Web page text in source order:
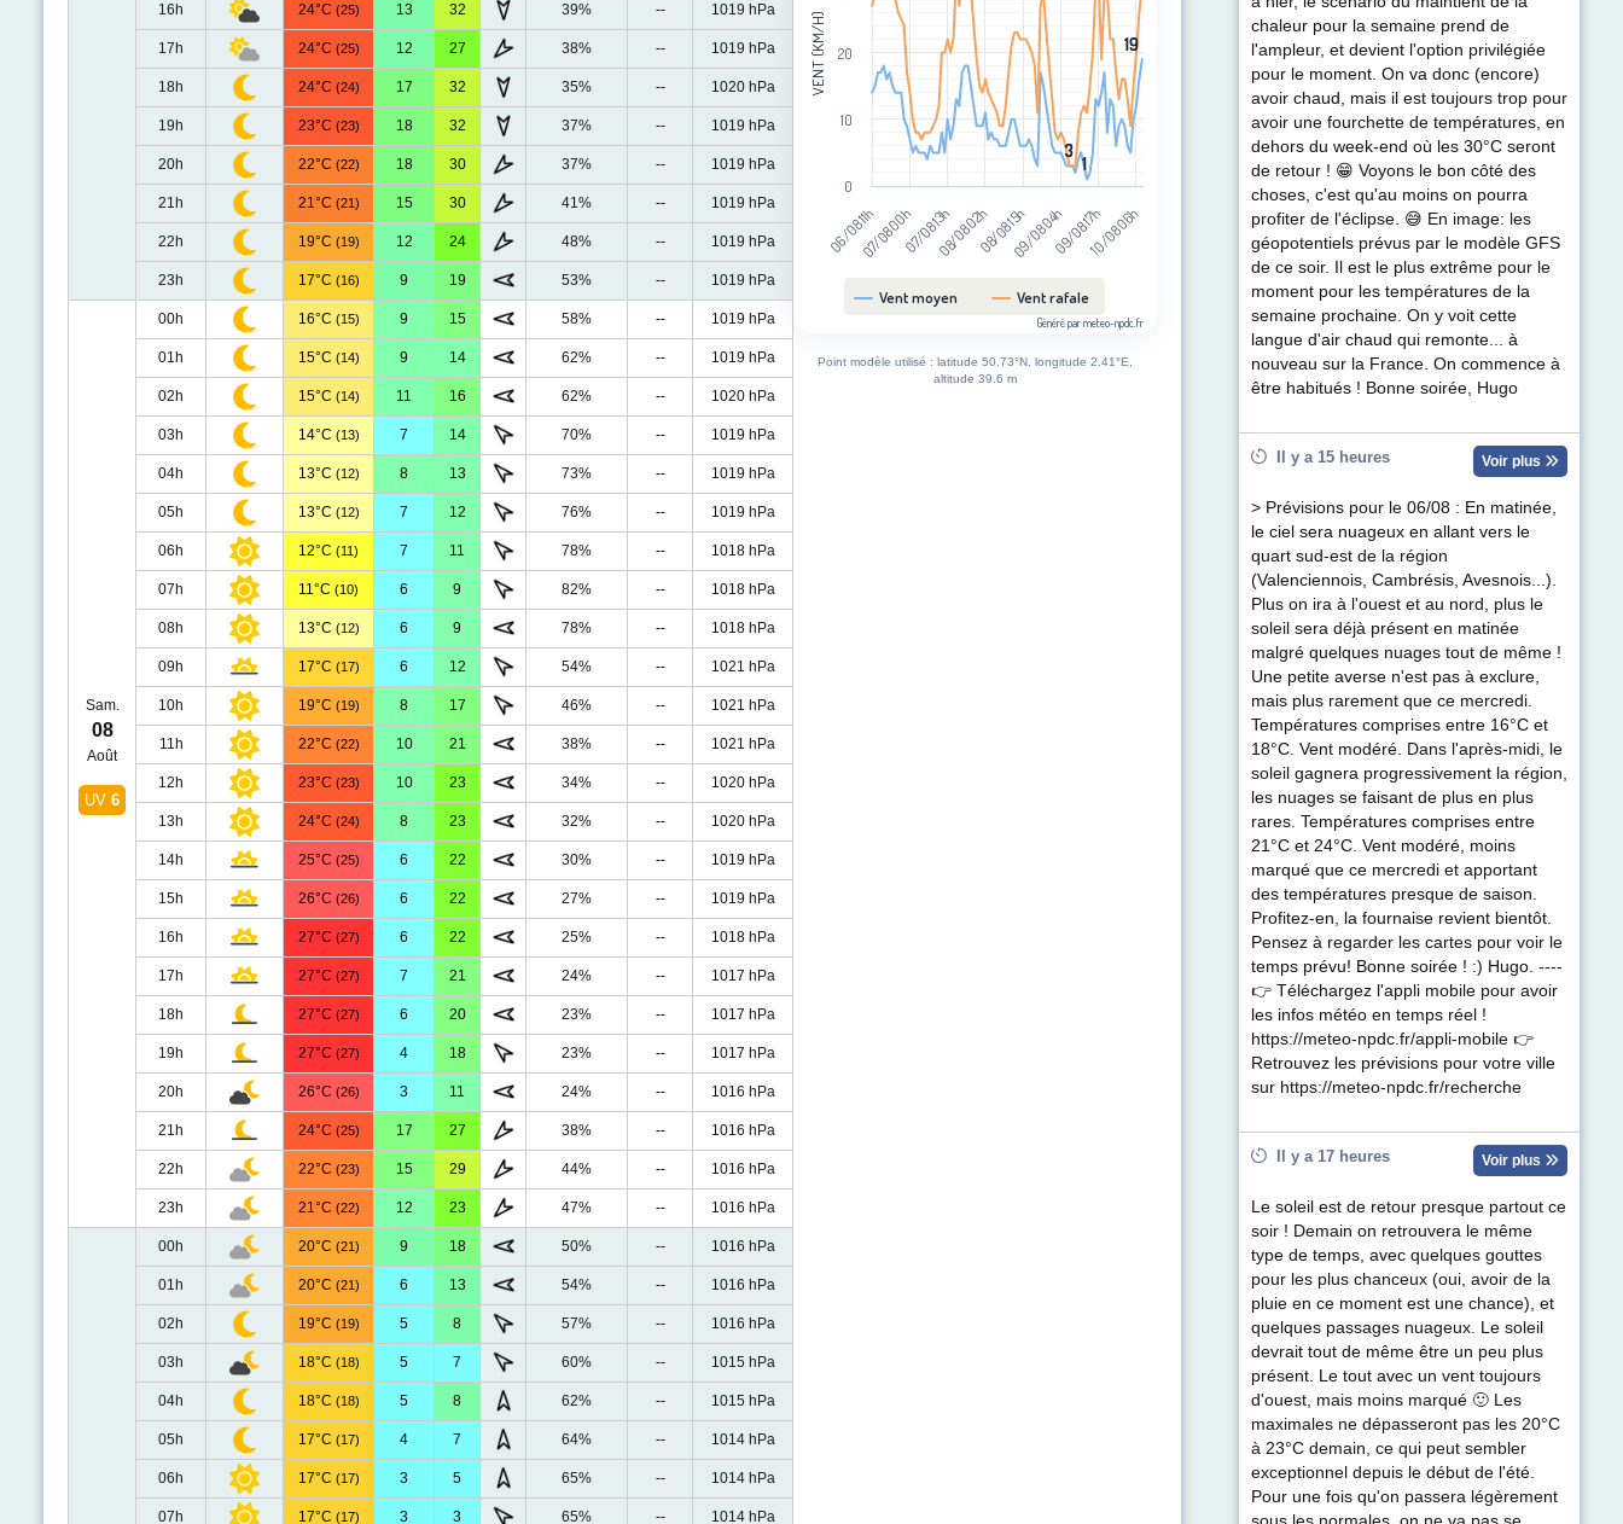
16h 24°C (25) 13 32 39% -- 1019 hPa
17h 24°C (25) 12 27 38% -- 1019 hPa
18h 24°C (24) 17 32 35% -- 1020 hPa
19h 23°C (23) 18 32 37% -- 1019 hPa
20h 22°C (22) 18 30 37% -- 1019 hPa
21h 21°C (21) 15 30 41% -- 1019 hPa
22h 19°C (19) 12 24 48% -- 1019 hPa
23h 17°C (16) 9 19 53% -- 1019 hPa
Sam.
08
Août
UV 6
00h 16°C (15) 9 15 58% -- 1019 hPa
01h 15°C (14) 9 14 62% -- 1019 hPa
02h 15°C (14) 11 16 62% -- 1020 hPa
03h 14°C (13) 7 14 70% -- 1019 hPa
04h 13°C (12) 8 13 73% -- 1019 hPa
05h 13°C (12) 7 12 76% -- 1019 hPa
06h 12°C (11) 7 11 78% -- 1018 hPa
07h 11°C (10) 6 9 82% -- 1018 hPa
08h 13°C (12) 6 9 78% -- 1018 hPa
09h 17°C (17) 6 12 54% -- 1021 hPa
10h 19°C (19) 8 17 46% -- 1021 hPa
11h 22°C (22) 10 21 38% -- 1021 hPa
12h 23°C (23) 10 23 34% -- 1020 hPa
13h 24°C (24) 8 23 32% -- 1020 hPa
14h 25°C (25) 6 22 30% -- 1019 hPa
15h 26°C (26) 6 22 27% -- 1019 hPa
16h 27°C (27) 6 22 25% -- 1018 hPa
17h 27°C (27) 7 21 24% -- 1017 hPa
18h 27°C (27) 6 20 23% -- 1017 hPa
19h 27°C (27) 4 18 23% -- 1017 hPa
20h 26°C (26) 3 11 24% -- 1016 hPa
21h 24°C (25) 17 27 38% -- 1016 hPa
22h 22°C (23) 15 29 44% -- 1016 hPa
23h 21°C (22) 12 23 47% -- 1016 hPa
00h 20°C (21) 9 18 50% -- 1016 hPa
01h 20°C (21) 6 13 54% -- 1016 hPa
02h 19°C (19) 5 8 57% -- 1016 hPa
03h 18°C (18) 5 7 60% -- 1015 hPa
04h 18°C (18) 5 8 62% -- 1015 hPa
05h 17°C (17) 4 7 64% -- 1014 hPa
06h 17°C (17) 3 5 65% -- 1014 hPa
07h 17°C (17) 3 3 65% -- 1014 hPa
The chart has 1 Y axis displaying Vent (km/h). Data ranges from 1 to 33.
VENT (KM/H)
11
19
19
3
3
Vent moyen Vent rafale
06/08 11h07/08 00h07/08 13h08/08 02h08/08 15h09/08 04h09/08 17h10/08 06h
0
10
20
Généré par meteo-npdc.fr
Point modèle utilisé : latitude 50.73°N, longitude 2.41°E,
altitude 39.6 m
chaleur pour la semaine prend de
l'ampleur, et devient l'option privilégiée
pour le moment. On va donc (encore)
avoir chaud, mais il est toujours trop pour
avoir une fourchette de températures, en
dehors du week-end où les 30°C seront
de retour ! 😁 Voyons le bon côté des
choses, c'est qu'au moins on pourra
profiter de l'éclipse. 😅 En image: les
géopotentiels prévus par le modèle GFS
de ce soir. Il est le plus extrême pour le
moment pour les températures de la
semaine prochaine. On y voit cette
langue d'air chaud qui remonte... à
nouveau sur la France. On commence à
être habitués ! Bonne soirée, Hugo
Il y a 15 heures Voir plus
> Prévisions pour le 06/08 : En matinée,
le ciel sera nuageux en allant vers le
quart sud-est de la région
(Valenciennois, Cambrésis, Avesnois...).
Plus on ira à l'ouest et au nord, plus le
soleil sera déjà présent en matinée
malgré quelques nuages tout de même !
Une petite averse n'est pas à exclure,
mais plus rarement que ce mercredi.
Températures comprises entre 16°C et
18°C. Vent modéré. Dans l'après-midi, le
soleil gagnera progressivement la région,
les nuages se faisant de plus en plus
rares. Températures comprises entre
21°C et 24°C. Vent modéré, moins
marqué que ce mercredi et apportant
des températures presque de saison.
Profitez-en, la fournaise revient bientôt.
Pensez à regarder les cartes pour voir le
temps prévu! Bonne soirée ! :) Hugo. ----
👉 Téléchargez l'appli mobile pour avoir
les infos météo en temps réel !
https://meteo-npdc.fr/appli-mobile 👉
Retrouvez les prévisions pour votre ville
sur https://meteo-npdc.fr/recherche
Il y a 17 heures Voir plus
Le soleil est de retour presque partout ce
soir ! Demain on retrouvera le même
type de temps, avec quelques gouttes
pour les plus chanceux (oui, avoir de la
pluie en ce moment est une chance), et
quelques passages nuageux. Le soleil
devrait tout de même être un peu plus
présent. Le tout avec un vent toujours
d'ouest, mais moins marqué 🙂 Les
maximales ne dépasseront pas les 20°C
à 23°C demain, ce qui peut sembler
exceptionnel depuis le début de l'été.
Pour une fois qu'on passera légèrement